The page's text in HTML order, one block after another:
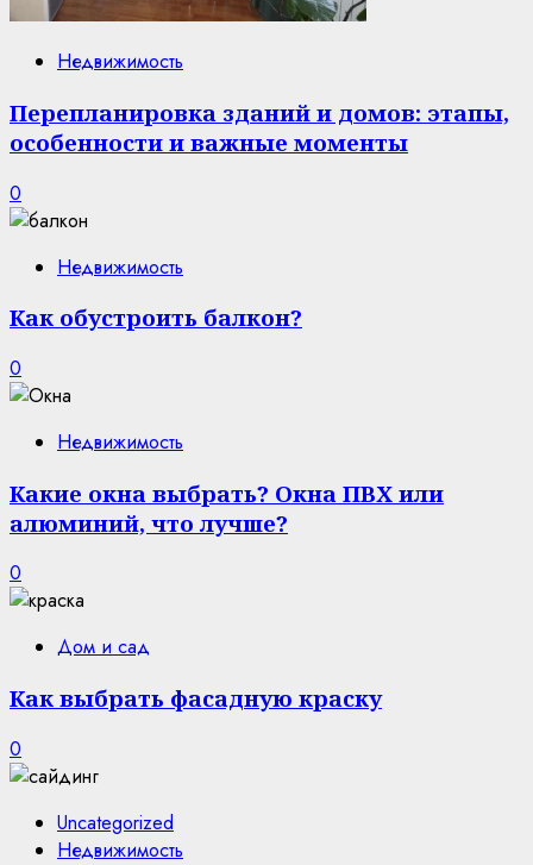
Недвижимость
Перепланировка зданий и домов: этапы,
особенности и важные моменты
0
Недвижимость
Как обустроить балкон?
0
Недвижимость
Какие окна выбрать? Окна ПВХ или
алюминий, что лучше?
0
Дом и сад
Как выбрать фасадную краску
0
Uncategorized
Недвижимость